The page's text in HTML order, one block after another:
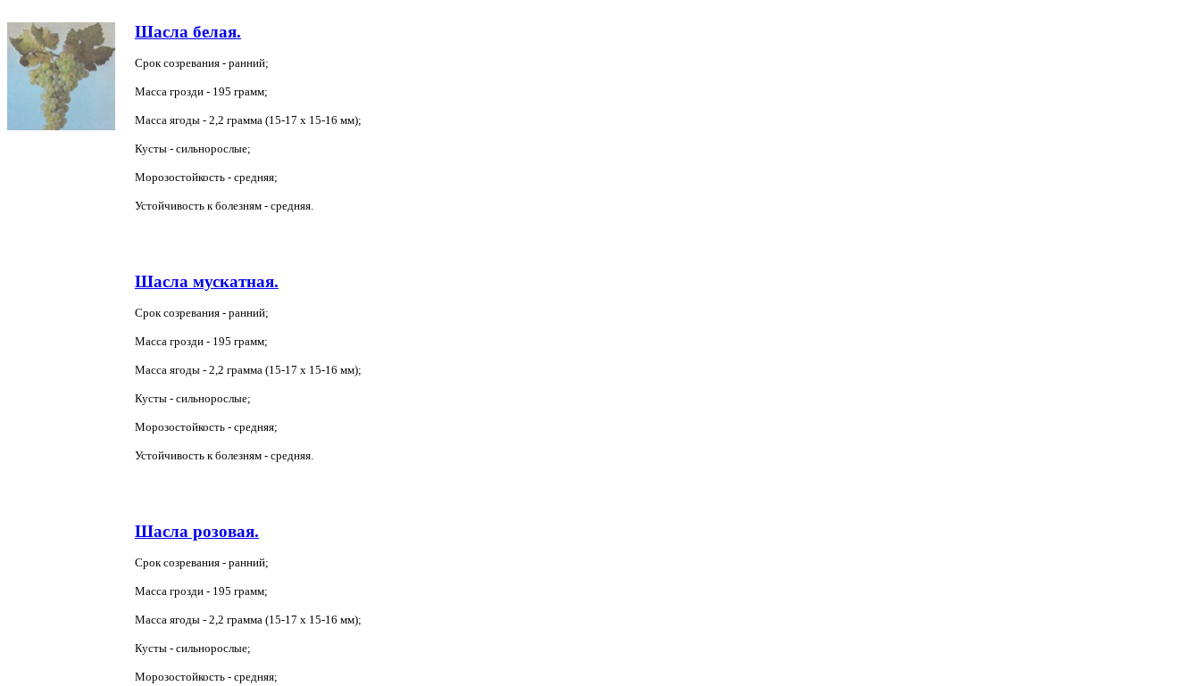
Шасла белая.
Срок созревания - ранний;
Масса грозди - 195 грамм;
Масса ягоды - 2,2 грамма (15-17 х 15-16 мм);
Кусты - сильнорослые;
Морозостойкость - средняя;
Устойчивость к болезням - средняя.
Шасла мускатная.
Срок созревания - ранний;
Масса грозди - 195 грамм;
Масса ягоды - 2,2 грамма (15-17 х 15-16 мм);
Кусты - сильнорослые;
Морозостойкость - средняя;
Устойчивость к болезням - средняя.
Шасла розовая.
Срок созревания - ранний;
Масса грозди - 195 грамм;
Масса ягоды - 2,2 грамма (15-17 х 15-16 мм);
Кусты - сильнорослые;
Морозостойкость - средняя;